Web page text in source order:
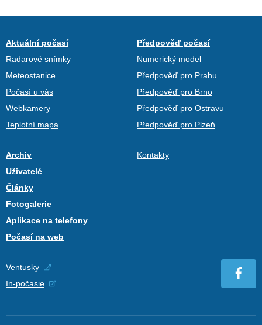
Aktuální počasí
Radarové snímky
Meteostanice
Počasí u vás
Webkamery
Teplotní mapa
Předpověď počasí
Numerický model
Předpověď pro Prahu
Předpověď pro Brno
Předpověď pro Ostravu
Předpověď pro Plzeň
Archiv
Uživatelé
Články
Fotogalerie
Aplikace na telefony
Počasí na web
Kontakty
Ventusky
In-počasie